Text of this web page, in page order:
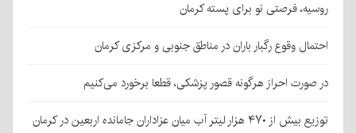
روسیه، فرصتی نو برای پسته کرمان
احتمال وقوع رگبار باران در مناطق جنوبی و مرکزی کرمان
در صورت احراز هرگونه قصور پزشکی، قطعا برخورد می‌کنیم
توزیع بیش از ۴۷۰ هزار لیتر آب میان عزاداران جامانده اربعین در کرمان